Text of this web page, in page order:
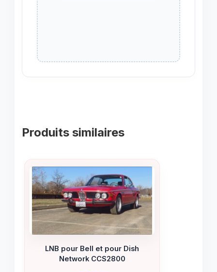
Produits similaires
LNB pour Bell et pour Dish
Network CCS2800